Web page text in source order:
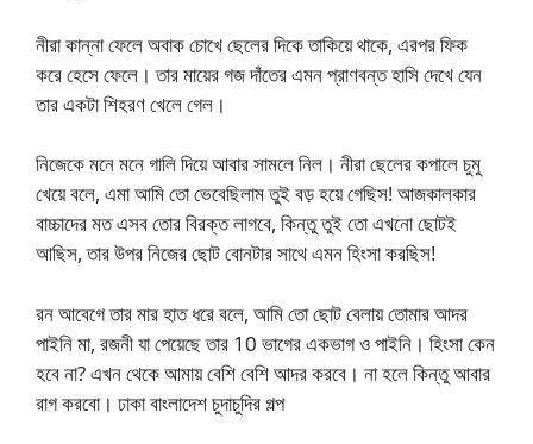
নীরা কান্না ফেলে অবাক চোখে ছেলের দিকে তাকিয়ে থাকে, এরপর ফিক
করে হেসে ফেলে। তার মায়ের গজ দাঁতের এমন প্রাণবন্ত হাসি দেখে যেন
তার একটা শিহরণ খেলে গেল।
নিজেকে মনে মনে গালি দিয়ে আবার সামলে নিল। নীরা ছেলের কপালে চুমু
খেয়ে বলে, এমা আমি তো ভেবেছিলাম তুই বড় হয়ে গেছিস! আজকালকার
বাচ্চাদের মত এসব তোর বিরক্ত লাগবে, কিন্তু তুই তো এখনো ছোটই
আছিস, তার উপর নিজের ছোট বোনটার সাথে এমন হিংসা করছিস!
রন আবেগে তার মার হাত ধরে বলে, আমি তো ছোট বেলায় তোমার আদর
পাইনি মা, রজনী যা পেয়েছে তার 10 ভাগের একভাগ ও পাইনি। হিংসা কেন
হবে না? এখন থেকে আমায় বেশি বেশি আদর করবে। না হলে কিন্তু আবার
রাগ করবো। ঢাকা বাংলাদেশ চুদাচুদির গল্প